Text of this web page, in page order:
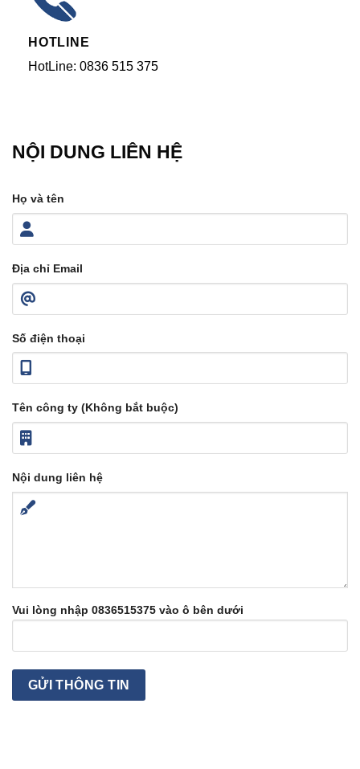
HOTLINE
HotLine: 0836 515 375
NỘI DUNG LIÊN HỆ
Họ và tên
Địa chỉ Email
Số điện thoại
Tên công ty (Không bắt buộc)
Nội dung liên hệ
Vui lòng nhập 0836515375 vào ô bên dưới